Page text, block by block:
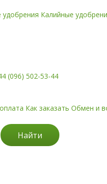
удобрения Калийные
(096) 502-53-44
Как заказать Обмен и
Найти